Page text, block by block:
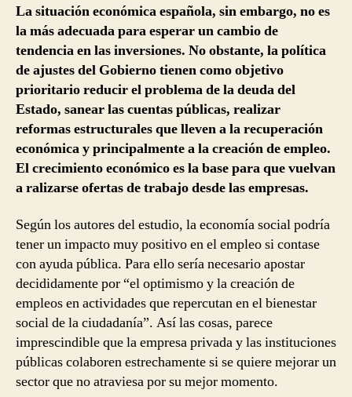
La situación económica española, sin embargo, no es
la más adecuada para esperar un cambio de
tendencia en las inversiones. No obstante, la política
de ajustes del Gobierno tienen como objetivo
prioritario reducir el problema de la deuda del
Estado, sanear las cuentas públicas, realizar
reformas estructurales que lleven a la recuperación
económica y principalmente a la creación de empleo.
El crecimiento económico es la base para que vuelvan
a ralizarse ofertas de trabajo desde las empresas.
Según los autores del estudio, la economía social podría
tener un impacto muy positivo en el empleo si contase
con ayuda pública. Para ello sería necesario apostar
decididamente por “el optimismo y la creación de
empleos en actividades que repercutan en el bienestar
social de la ciudadanía”. Así las cosas, parece
imprescindible que la empresa privada y las instituciones
públicas colaboren estrechamente si se quiere mejorar un
sector que no atraviesa por su mejor momento.